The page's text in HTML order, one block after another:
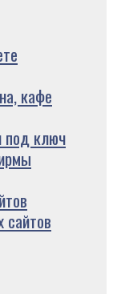
кафе
под ключ
сайтов